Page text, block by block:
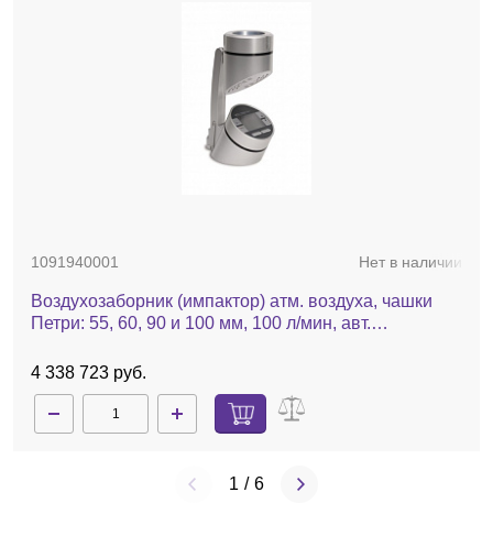
1091940001 Нет в наличии
Воздухозаборник (импактор) атм. воздуха, чашки
Петри: 55, 60, 90 и 100 мм, 100 л/мин, авт.
NT Ex
4 338 723 руб.
1 / 6